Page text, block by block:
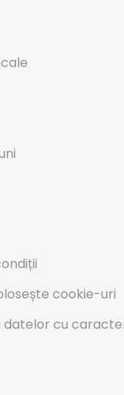
cookie-uri
datelor cu